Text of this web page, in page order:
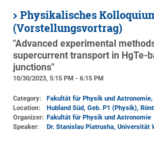
Physikalisches
(Vorstellungsvortrag)
"Advanced experimental
supercurrent transport in HgTe-
junctions"
10/30/2023, 5:15 PM - 6:15 PM
Category:
Fakultät für Physik und Astronomie,
Location:
Hubland Süd, Geb. P1 (Physik),
Organizer: Fakultät für Physik und Astronomie
Speaker:
Dr. Stanislau Piatrusha, Universität